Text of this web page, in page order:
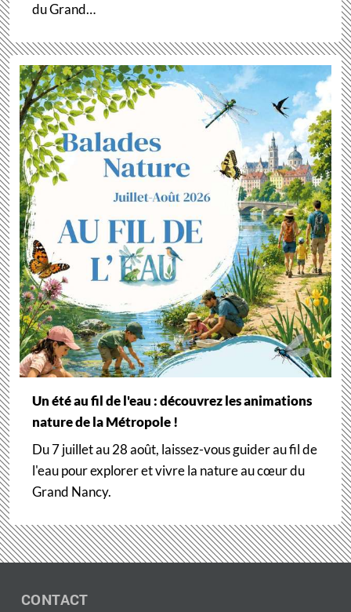
du Grand…
Un été au fil de l'eau : découvrez les animations
nature de la Métropole !
Du 7 juillet au 28 août, laissez-vous guider au fil de
l'eau pour explorer et vivre la nature au cœur du
Grand Nancy.
CONTACT